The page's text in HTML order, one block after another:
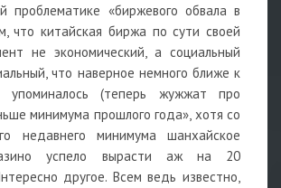
проблематике «биржевого обвала в
что китайская биржа по сути своей
не экономический, а социальный
что наверное немного ближе к
упоминалось (теперь жужжат про
минимума прошлого года», хотя со
недавнего минимума шанхайское
успело вырасти аж на 20
другое. Всем ведь известно,